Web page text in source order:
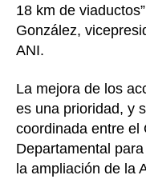
18 km de
González,
ANI.
La mejora de los
es una prioridad, y
coordinada entre el
Departamental
la ampliación de la